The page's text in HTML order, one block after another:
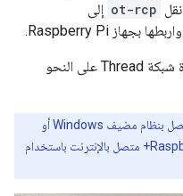
ot-rcp إلى
بعد إكمال هذا القسم، سيظهر إعداد أجهزة شبكة Thread على النحو
لا يظهر في الصورة WSTK المتصل بنظام مضيف Windows أو
Linux أو Mac عبر USB، كما أنّ Raspberry Pi 3B+ متصل بالإنترنت باستخدام